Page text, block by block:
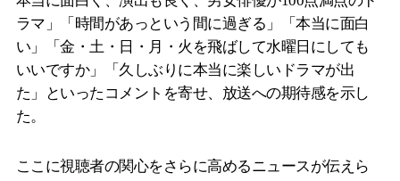
ラマ」「時間があっという間に過ぎる」「本当に面白
い」「金・土・日・月・火を飛ばして水曜日にしても
いいですか」「久しぶりに本当に楽しいドラマが出
た」といったコメントを寄せ、放送への期待感を示し
た。
ここに視聴者の関心をさらに高めるニュースが伝えら